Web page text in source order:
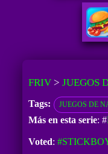
FRIV> JUEGOS
Tags: JUEGOS DE
Más en esta serie: #
Voted: